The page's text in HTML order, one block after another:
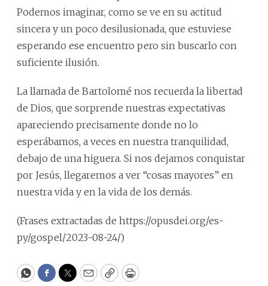
Podemos imaginar, como se ve en su actitud
sincera y un poco desilusionada, que estuviese
esperando ese encuentro pero sin buscarlo con
suficiente ilusión.
La llamada de Bartolomé nos recuerda la libertad
de Dios, que sorprende nuestras expectativas
apareciendo precisamente donde no lo
esperábamos, a veces en nuestra tranquilidad,
debajo de una higuera. Si nos dejamos conquistar
por Jesús, llegaremos a ver “cosas mayores” en
nuestra vida y en la vida de los demás.
(Frases extractadas de https://opusdei.org/es-
py/gospel/2023-08-24/)
WhatsApp
Facebook
Twitter
EmailCopyPrint